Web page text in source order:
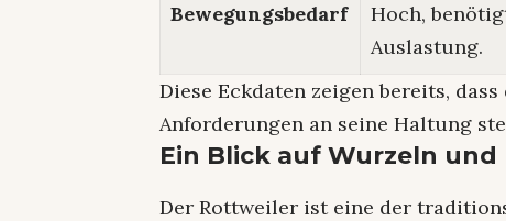
Bewegungsbedarf
Hoch,
Auslastung.
Diese Eckdaten zeigen bereits,
Anforderungen an seine Haltung
Ein Blick auf Wurzeln und
Der Rottweiler ist eine der